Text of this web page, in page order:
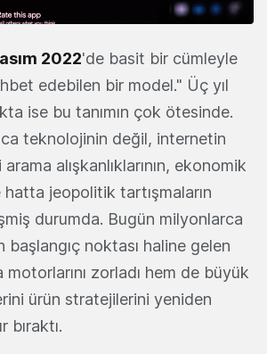
2022'de basit bir cümleyle
edebilen bir model." Üç yıl
ise bu tanımın çok ötesinde.
teknolojinin değil, internetin
alışkanlıklarının, ekonomik
jeopolitik tartışmaların
durumda. Bugün milyonlarca
başlangıç noktası haline gelen
zorladı hem de büyük
ürün stratejilerini yeniden
bıraktı.